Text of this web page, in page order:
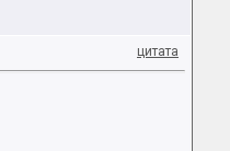
цитата